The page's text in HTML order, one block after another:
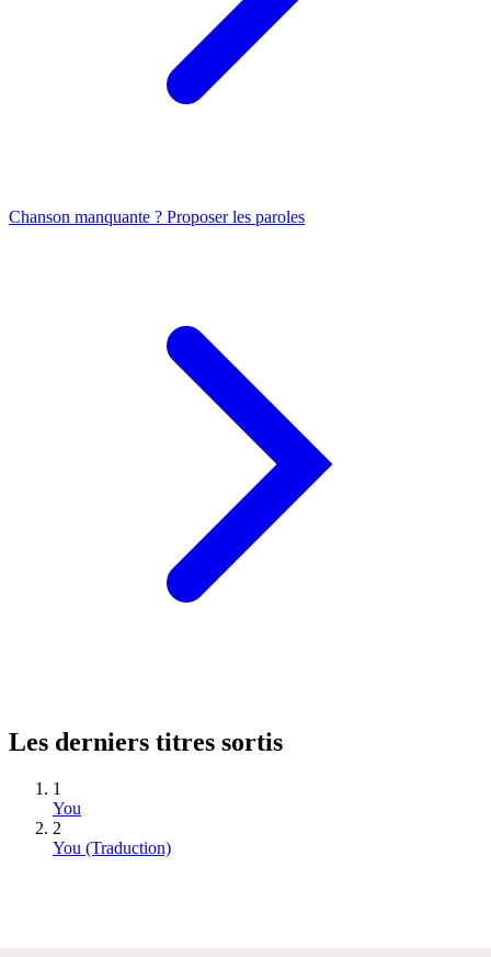
Chanson manquante ? Proposer les paroles
Les derniers titres sortis
1
You
2
You (Traduction)